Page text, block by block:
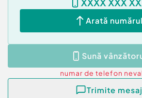
Arată numărul
Sună
numar de telefon
Trimite mesaj